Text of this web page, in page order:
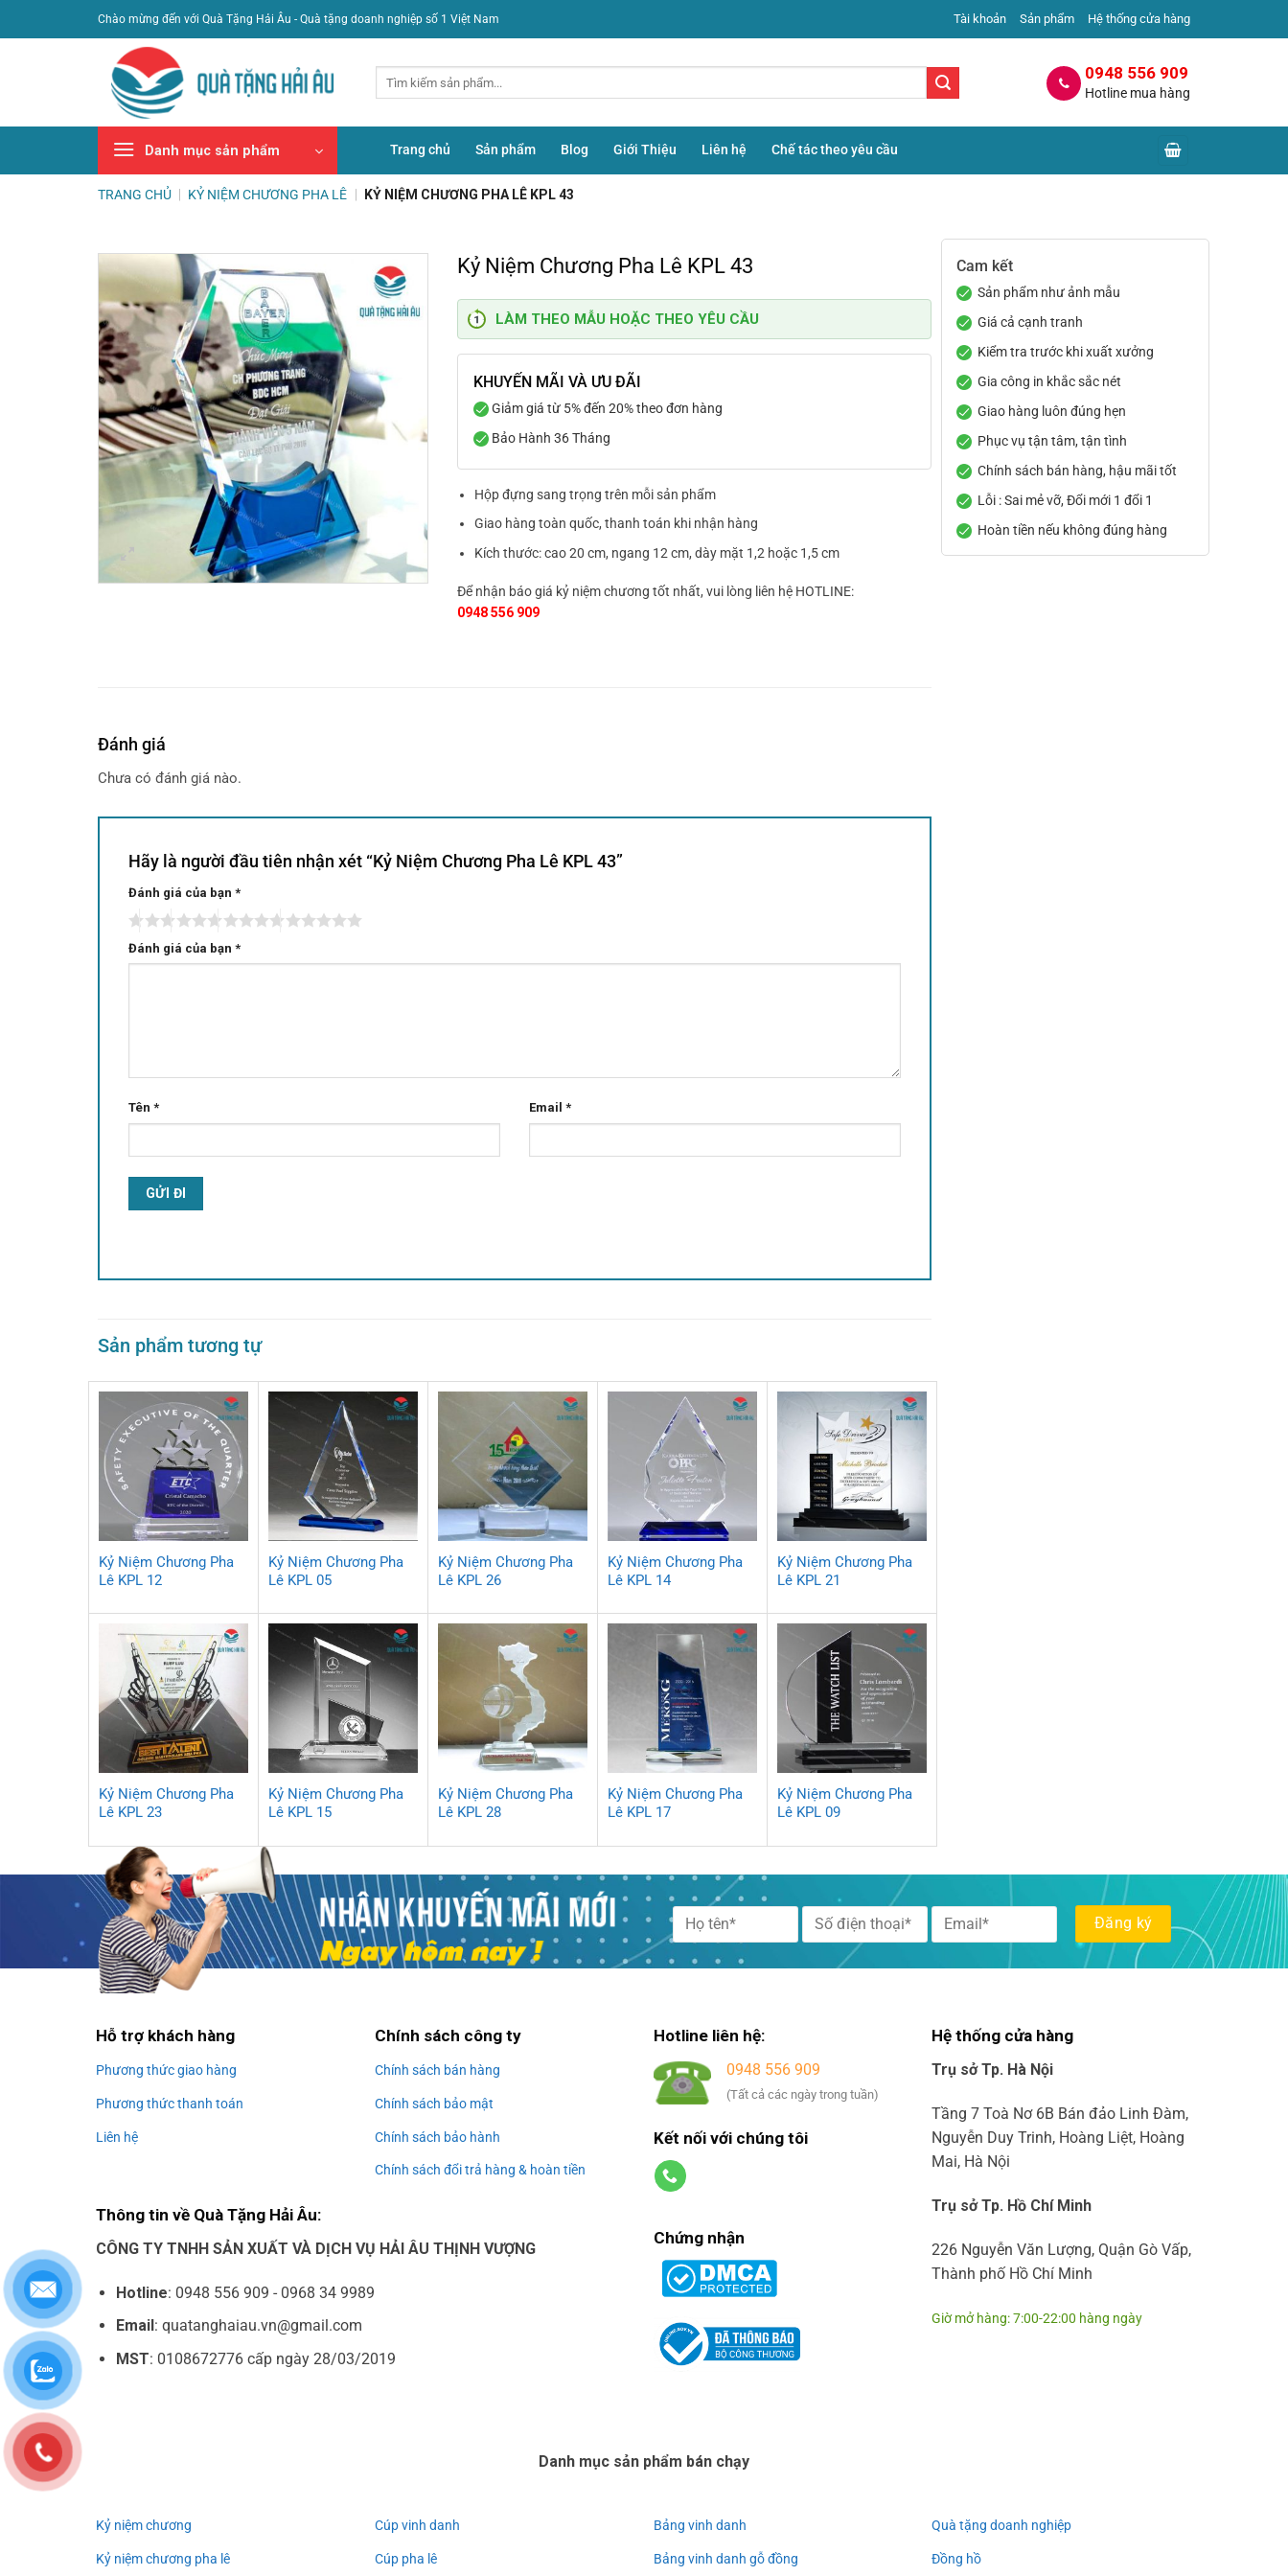
qua
Chào mừng đến với Quà Tặng Hải Âu - Quà tặng doanh nghiệp số 1 Việt Nam Tài khoản Sản phẩm Hệ thống cửa hàng
0948 556 909
Hotline mua hàng
Danh mục sản phẩm Trang chủ Sản phẩm Blog Giới Thiệu Liên hệ Chế tác theo yêu cầu
TRANG CHỦ KỶ NIỆM CHƯƠNG PHA LÊ KỶ NIỆM CHƯƠNG PHA LÊ KPL 43
Cam kết
Sản phẩm như ảnh mẫu
Giá cả cạnh tranh
Kiểm tra trước khi xuất xưởng
Gia công in khắc sắc nét
Giao hàng luôn đúng hẹn
Phục vụ tận tâm, tận tình
Chính sách bán hàng, hậu mãi tốt
Lỗi : Sai mẻ vỡ, Đổi mới 1 đổi 1
Hoàn tiền nếu không đúng hàng
Kỷ Niệm Chương Pha Lê KPL 43
LÀM THEO MẪU HOẶC THEO YÊU CẦU
KHUYẾN MÃI VÀ ƯU ĐÃI
Giảm giá từ 5% đến 20% theo đơn hàng
Bảo Hành 36 Tháng
Hộp đựng sang trọng trên mỗi sản phẩm
Giao hàng toàn quốc, thanh toán khi nhận hàng
Kích thước: cao 20 cm, ngang 12 cm, dày mặt 1,2 hoặc 1,5 cm
Để nhận báo giá kỷ niệm chương tốt nhất, vui lòng liên hệ HOTLINE:
0948 556 909
Đánh giá
Chưa có đánh giá nào.
Hãy là người đầu tiên nhận xét “Kỷ Niệm Chương Pha Lê KPL 43”
Đánh giá của bạn *
Đánh giá của bạn *
Tên * Email *
Alternative:
Sản phẩm tương tự
Kỷ Niệm Chương Pha
Lê KPL 12
Kỷ Niệm Chương Pha
Lê KPL 05
Kỷ Niệm Chương Pha
Lê KPL 26
Kỷ Niệm Chương Pha
Lê KPL 14
Kỷ Niệm Chương Pha
Lê KPL 21
Kỷ Niệm Chương Pha
Lê KPL 23
Kỷ Niệm Chương Pha
Lê KPL 15
Kỷ Niệm Chương Pha
Lê KPL 28
Kỷ Niệm Chương Pha
Lê KPL 17
Kỷ Niệm Chương Pha
Lê KPL 09
Alternative:
Hỗ trợ khách hàng
Phương thức giao hàng
Phương thức thanh toán
Liên hệ
Chính sách công ty
Chính sách bán hàng
Chính sách bảo mật
Chính sách bảo hành
Chính sách đổi trả hàng & hoàn tiền
Thông tin về Quà Tặng Hải Âu:
CÔNG TY TNHH SẢN XUẤT VÀ DỊCH VỤ HẢI ÂU THỊNH VƯỢNG
Hotline: 0948 556 909 - 0968 34 9989
Email : quatanghaiau.vn@gmail.com
MST: 0108672776 cấp ngày 28/03/2019
Hotline liên hệ:
0948 556 909
(Tất cả các ngày trong tuần)
Kết nối với chúng tôi
Chứng nhận
Hệ thống cửa hàng
Trụ sở Tp. Hà Nội
Tầng 7 Toà Nơ 6B Bán đảo Linh Đàm,
Nguyễn Duy Trinh, Hoàng Liệt, Hoàng
Mai, Hà Nội
Trụ sở Tp. Hồ Chí Minh
226 Nguyễn Văn Lượng, Quận Gò Vấp,
Thành phố Hồ Chí Minh
Giờ mở hàng: 7:00-22:00 hàng ngày
Danh mục sản phẩm bán chạy
Kỷ niệm chương
Kỷ niệm chương pha lê
Cúp vinh danh
Cúp pha lê
Bảng vinh danh
Bảng vinh danh gỗ đồng
Quà tặng doanh nghiệp
Đồng hồ